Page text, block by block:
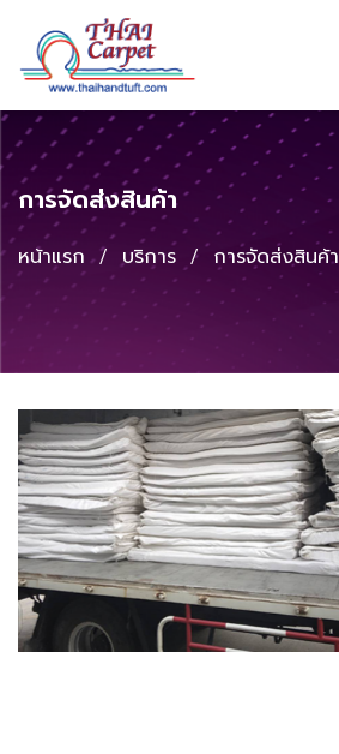
การจัดส่งสินค้า
หน้าแรก / บริการ / การจัดส่งสินค้า